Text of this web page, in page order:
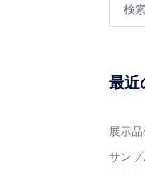
最近
展示
サン